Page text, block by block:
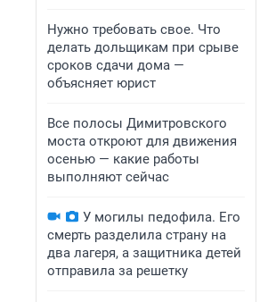
Нужно требовать свое. Что
делать дольщикам при срыве
сроков сдачи дома —
объясняет юрист
Все полосы Димитровского
моста откроют для движения
осенью — какие работы
выполняют сейчас
У могилы педофила. Его
смерть разделила страну на
два лагеря, а защитника детей
отправила за решетку